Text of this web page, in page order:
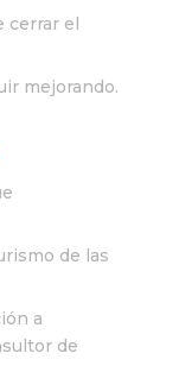
cerrar el
mejorando.
de las
a
de